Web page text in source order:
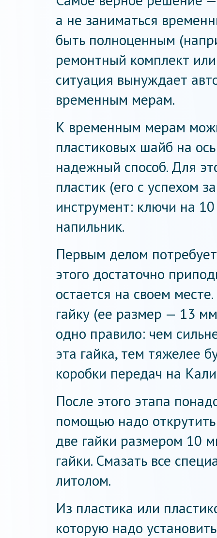
а не заниматься
быть полноценным
ремонтный комплект
ситуация вынуждает
временным мерам.
К временным мерам
пластиковых шайб на
надежный способ. Для
пластик (его с успехом
инструмент: ключи на
напильник.
Первым делом
этого достаточно
остается на своем
гайку (ее размер — 13
одно правило: чем
эта гайка, тем тяжелее
коробки передач на
После этого этапа
помощью надо
две гайки размером 10
гайки. Смазать все
литолом.
Из пластика или
которую надо